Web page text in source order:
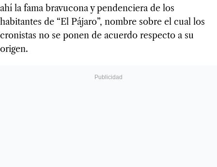
ahí la fama bravucona y pendenciera de los
habitantes de “El Pájaro”, nombre sobre el cual los
cronistas no se ponen de acuerdo respecto a su
origen.